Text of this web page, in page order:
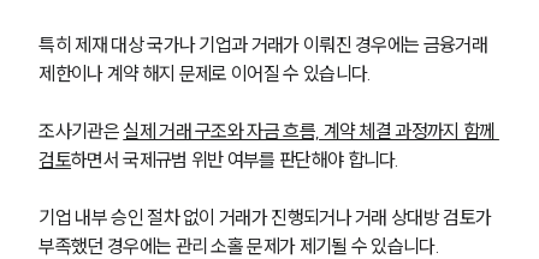
특히 제재 대상 국가나 기업과 거래가 이뤄진 경우에는 금융거래
제한이나 계약 해지 문제로 이어질 수 있습니다.
조사기관은 실제 거래 구조와 자금 흐름, 계약 체결 과정까지 함께
검토하면서 국제규범 위반 여부를 판단해야 합니다.
기업 내부 승인 절차 없이 거래가 진행되거나 거래 상대방 검토가
부족했던 경우에는 관리 소홀 문제가 제기될 수 있습니다.